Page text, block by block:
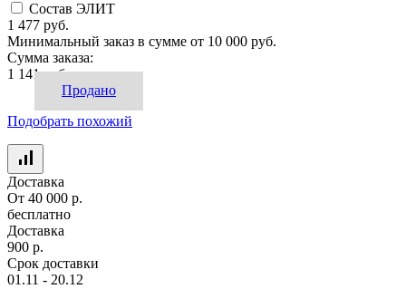
Состав ЭЛИТ
1 477 руб.
Минимальный заказ в сумме от 10 000 руб.
Сумма заказа:
1 141 руб.
Продано
Подобрать похожий
Доставка
От 40 000 р.
бесплатно
Доставка
900 р.
Срок доставки
01.11 - 20.12